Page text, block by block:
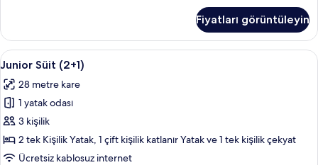
fazla
detay
Fiyatları görüntüleyin
Junior
Süit
(2+1)
için
tüm
fotoğrafları
görün
14
Junior Süit (2+1)
28 metre kare
1 yatak odası
3 kişilik
2 tek Kişilik Yatak, 1 çift kişilik katlanır Yatak ve 1 tek kişilik çekyat
Ücretsiz kablosuz internet